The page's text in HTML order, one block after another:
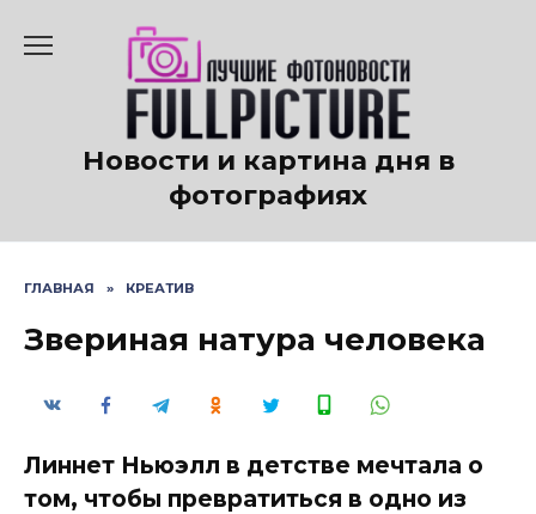
содержанию
Новости и картина дня в
фотографиях
ГЛАВНАЯ » КРЕАТИВ
Звериная натура человека
Линнет Ньюэлл в детстве мечтала о
том, чтобы превратиться в одно из